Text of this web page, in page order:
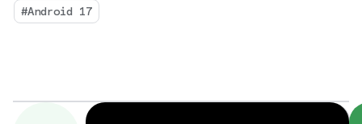
다.
#Android 17